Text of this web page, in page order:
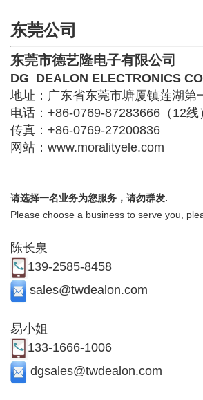
东莞公司
东莞市德艺隆电子有限公司
DG DEALON ELECTRONICS
地址：广东省东莞市塘厦镇莲湖第
电话：+86-0769-87283666（12线
传真：+86-0769-27200836
网站：www.moralityele.com
请选择一名业务为您服务，请勿群发.
Please choose a business to serve you,
陈长泉
139-2585-8458
sales@twdealon.com
易小姐
133-1666-1006
dgsales@twdealon.com